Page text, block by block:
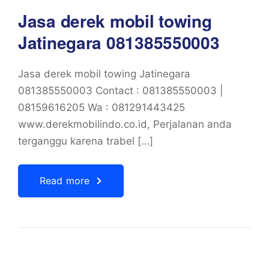
Jasa derek mobil towing
Jatinegara 081385550003
Jasa derek mobil towing Jatinegara
081385550003 Contact : 081385550003 |
08159616205 Wa : 081291443425
www.derekmobilindo.co.id, Perjalanan anda
terganggu karena trabel […]
Read more